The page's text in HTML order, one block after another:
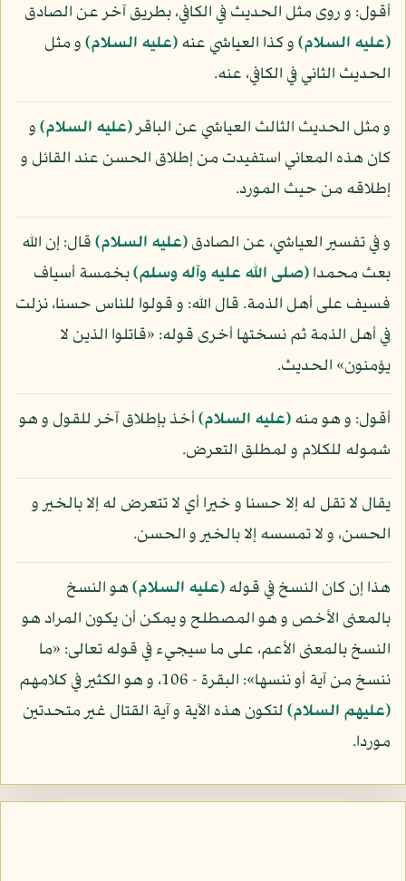
أقول: و روى مثل الحديث في الكافي، بطريق آخر عن الصادق
(عليه السلام)و كذا العياشي عنه(عليه السلام)و مثل
الحديث الثاني في الكافي، عنه.
و مثل الحديث الثالث العياشي عن الباقر(عليه السلام)و
كان هذه المعاني استفيدت من إطلاق الحسن عند القائل و
إطلاقه من حيث المورد.
و في تفسير العياشي، عن الصادق(عليه السلام)قال: إن الله
بعث محمدا(صلى الله عليه وآله وسلم)بخمسة أسياف
فسيف على أهل الذمة. قال الله: و قولوا للناس حسنا، نزلت
في أهل الذمة ثم نسختها أخرى قوله: «قاتلوا الذين لا
يؤمنون» الحديث.
أقول: و هو منه(عليه السلام)أخذ بإطلاق آخر للقول و هو
شموله للكلام و لمطلق التعرض.
يقال لا تقل له إلا حسنا و خيرا أي لا تتعرض له إلا بالخير و
الحسن، و لا تمسسه إلا بالخير و الحسن.
هذا إن كان النسخ في قوله(عليه السلام)هو النسخ
بالمعنى الأخص و هو المصطلح و يمكن أن يكون المراد هو
النسخ بالمعنى الأعم، على ما سيجيء في قوله تعالى: «ما
ننسخ من آية أو ننسها»: البقرة - 106، و هو الكثير في كلامهم
(عليهم السلام)لتكون هذه الآية و آية القتال غير متحدتين
موردا.